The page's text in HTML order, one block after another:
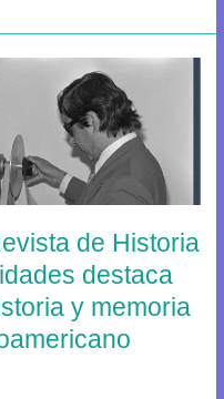
de Historia
destaca
y memoria